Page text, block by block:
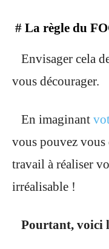
# La règle du
Envisager cela
vous décourager.
En imaginant
vous pouvez vous
travail à réaliser
irréalisable !
Pourtant, voici